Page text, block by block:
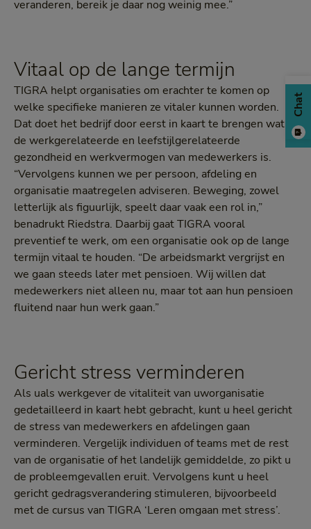
veranderen, bereik je daar nog weinig mee.”
Vitaal op de lange termijn
TIGRA helpt organisaties om erachter te komen op
welke specifieke manieren ze vitaler kunnen worden.
Dat doet het bedrijf door eerst in kaart te brengen wat
de werkgerelateerde en leefstijlgerelateerde
gezondheid en werkvermogen van medewerkers is.
“Vervolgens kunnen we per persoon, afdeling en
organisatie maatregelen adviseren. Beweging, zowel
letterlijk als figuurlijk, speelt daar vaak een rol in,”
benadrukt Riedstra. Daarbij gaat TIGRA vooral
preventief te werk, om een organisatie ook op de lange
termijn vitaal te houden. “De arbeidsmarkt vergrijst en
we gaan steeds later met pensioen. Wij willen dat
medewerkers niet alleen nu, maar tot aan hun pensioen
fluitend naar hun werk gaan.”
Gericht stress verminderen
Als uals werkgever de vitaliteit van uworganisatie
gedetailleerd in kaart hebt gebracht, kunt u heel gericht
de stress van medewerkers en afdelingen gaan
verminderen. Vergelijk individuen of teams met de rest
van de organisatie of het landelijk gemiddelde, zo pikt u
de probleemgevallen eruit. Vervolgens kunt u heel
gericht gedragsverandering stimuleren, bijvoorbeeld
met de cursus van TIGRA ‘Leren omgaan met stress’.
Chat